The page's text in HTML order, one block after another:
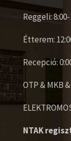
Reggeli:
Étterem:
Recepció:
OTP & MKB
NTAK